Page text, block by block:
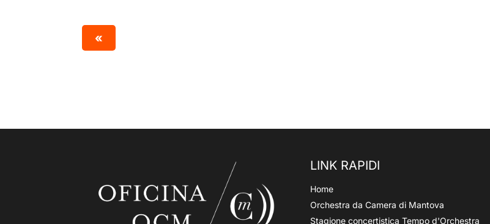
«
LINK RAPIDI
Home
Orchestra da Camera di Mantova
Stagione concertistica Tempo d'Orchestra